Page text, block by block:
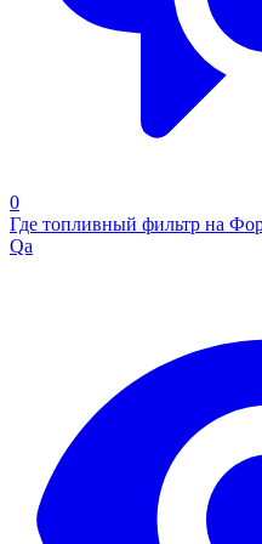
0
Где топливный фильтр на
Qa